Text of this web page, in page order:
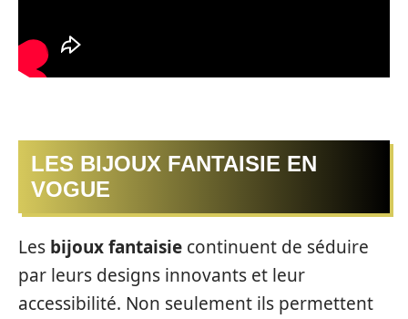
LES BIJOUX FANTAISIE EN
VOGUE
Les bijoux fantaisie continuent de séduire
par leurs designs innovants et leur
accessibilité. Non seulement ils permettent